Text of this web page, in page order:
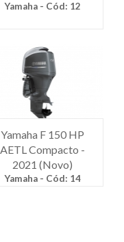
Yamaha - Cód: 12
Yamaha F 150 HP
AETL Compacto -
2021 (Novo)
Yamaha - Cód: 14